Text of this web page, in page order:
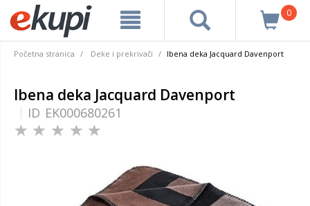
0
Početna stranica Deke i prekrivači Ibena deka Jacquard Davenport
Ibena deka Jacquard Davenport
ID EK000680261